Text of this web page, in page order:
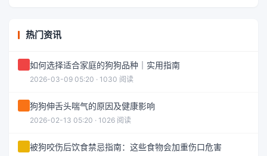
热门资讯
如何选择适合家庭的狗狗品种｜实用指南
2026-03-09 05:20 · 1030 阅读
狗狗伸舌头喘气的原因及健康影响
2026-02-13 05:20 · 1026 阅读
被狗咬伤后饮食禁忌指南：这些食物会加重伤口危害